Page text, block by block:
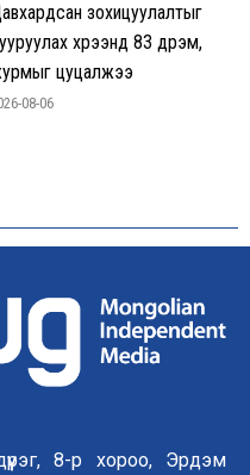
зохицуулалтыг
хүрээнд 83 дүрэм,
цуцалжээ
08-06
8-р хороо, Эрдэм